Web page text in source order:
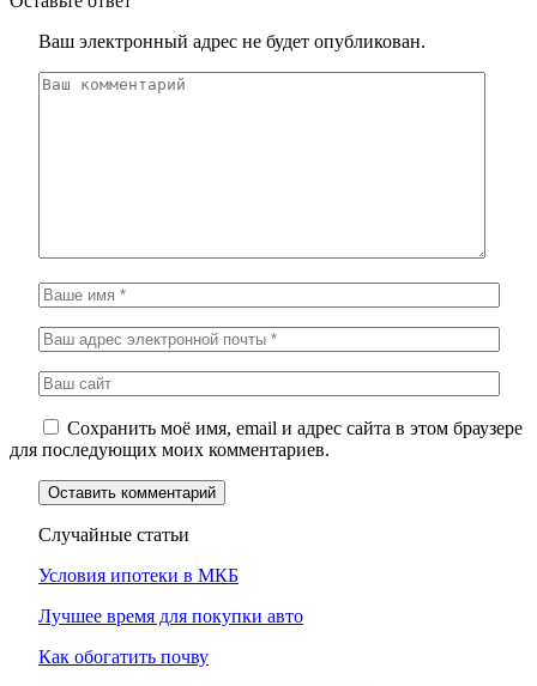
Ваш электронный адрес не будет опубликован.
Сохранить моё имя, email и адрес сайта в этом браузере
для последующих моих комментариев.
Случайные статьи
Условия ипотеки в МКБ
Лучшее время для покупки авто
Как обогатить почву